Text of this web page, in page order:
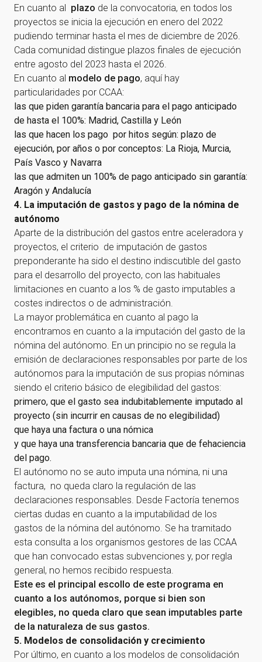
¡Gracias por suscribirte a
nuestra newsletter!
¡Gracias por suscribirte a nuestra newsletter!
En cuanto al plazo de la convocatoria, en todos los
proyectos se inicia la ejecución en enero del 2022
pudiendo terminar hasta el mes de diciembre de 2026.
Cada comunidad distingue plazos finales de ejecución
entre agosto del 2023 hasta el 2026.
En cuanto al modelo de pago, aquí hay
particularidades por CCAA:
las que piden garantía bancaria para el pago anticipado
de hasta el 100%: Madrid, Castilla y León
las que hacen los pago por hitos según: plazo de
ejecución, por años o por conceptos: La Rioja, Murcia,
País Vasco y Navarra
las que admiten un 100% de pago anticipado sin garantía:
Aragón y Andalucía
4. La imputación de gastos y pago de la nómina de
autónomo
Aparte de la distribución del gastos entre aceleradora y
proyectos, el criterio de imputación de gastos
preponderante ha sido el destino indiscutible del gasto
para el desarrollo del proyecto, con las habituales
limitaciones en cuanto a los % de gasto imputables a
costes indirectos o de administración.
La mayor problemática en cuanto al pago la
encontramos en cuanto a la imputación del gasto de la
nómina del autónomo. En un principio no se regula la
emisión de declaraciones responsables por parte de los
autónomos para la imputación de sus propias nóminas
siendo el criterio básico de elegibilidad del gastos:
primero, que el gasto sea indubitablemente imputado al
proyecto (sin incurrir en causas de no elegibilidad)
que haya una factura o una nómica
y que haya una transferencia bancaria que de fehaciencia
del pago.
El autónomo no se auto imputa una nómina, ni una
factura, no queda claro la regulación de las
declaraciones responsables. Desde Factoría tenemos
ciertas dudas en cuanto a la imputabilidad de los
gastos de la nómina del autónomo. Se ha tramitado
esta consulta a los organismos gestores de las CCAA
que han convocado estas subvenciones y, por regla
general, no hemos recibido respuesta.
Este es el principal escollo de este programa en
cuanto a los autónomos, porque si bien son
elegibles, no queda claro que sean imputables parte
de la naturaleza de sus gastos.
5. Modelos de consolidación y crecimiento
Por último, en cuanto a los modelos de consolidación